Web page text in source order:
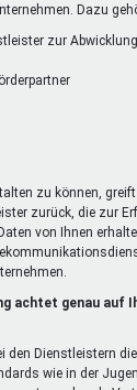
Dazu
zur
zu können,
zurück, die zur
von Ihnen
achtet genau auf
den Dienstleistern
wie in der